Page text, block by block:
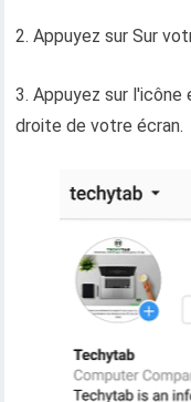
2. Appuyez sur Sur
3. Appuyez sur
droite de votre écran.